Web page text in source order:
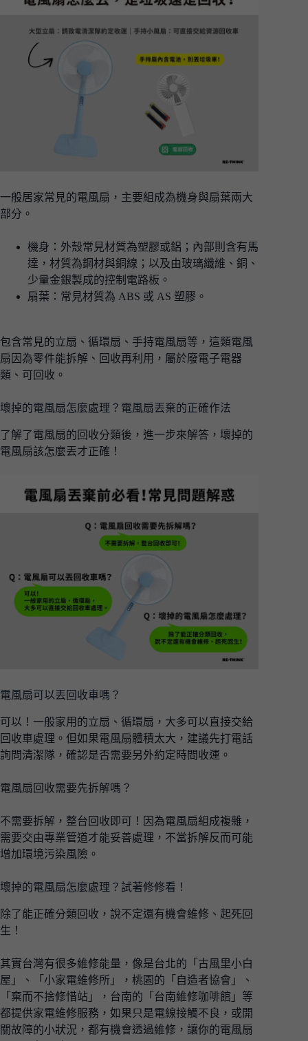
一般居家常見的電風扇，主要組成為機身與扇葉兩大
部分。
機身：外殼常見材質為塑膠或鋁；內部則含有馬
達，材質為鋼材與銅線；以及由玻璃纖維、銅、
少量金銀製成的控制電路板。
扇葉：常見材質為 ABS 或 AS 塑膠。
包含常見的立扇、循環扇、手持電風扇等，這類電風
扇因為零件能拆解、回收再利用，屬於廢電子電器
類、可回收。
壞掉的電風扇怎麼處理？電風扇丟棄的正確作法
了解了電風扇的回收分類後，進一步來解答，壞掉的
電風扇該怎麼丟才正確！
電風扇可以丟回收車嗎？
可以！一般家用的立扇、循環扇，大多可以直接交給
回收車處理。但如果電風扇體積太大，建議先打電話
詢問清潔隊，確認是否需要另外約定時間收運。
電風扇回收需要先拆解嗎？
不需要拆解，整台回收即可！因為電風扇組成複雜，
需要交由專業管道才能妥善處理，不當拆解反而可能
增加環境污染風險。
壞掉的電風扇怎麼處理？試著修修看！
除了能正確分類回收，說不定還有機會維修、起死回
生！
其實台灣有很多維修能量，像是台北的「古風里小白
屋」、「小家電維修所」，桃園的「自造者協會」、
「棄而不捨修惜站」，台南的「台南維修咖啡館」等
都提供家電維修服務，如果只是電線接觸不良，或開
關故障的小狀況，都有機會透過維修，讓你的電風扇